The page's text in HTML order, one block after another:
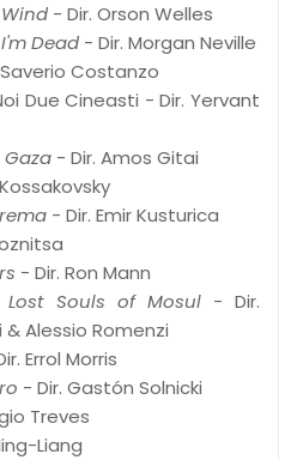
- Dir. Orson Welles
Dead - Dir. Morgan Neville
Costanzo
Due Cineasti - Dir. Yervant
Gaza - Dir. Amos Gitai
- Dir. Emir Kusturica
- Dir. Ron Mann
Lost Souls of Mosul - Dir.
Alessio Romenzi
Errol Morris
- Dir. Gastón Solnicki
Treves
Liang